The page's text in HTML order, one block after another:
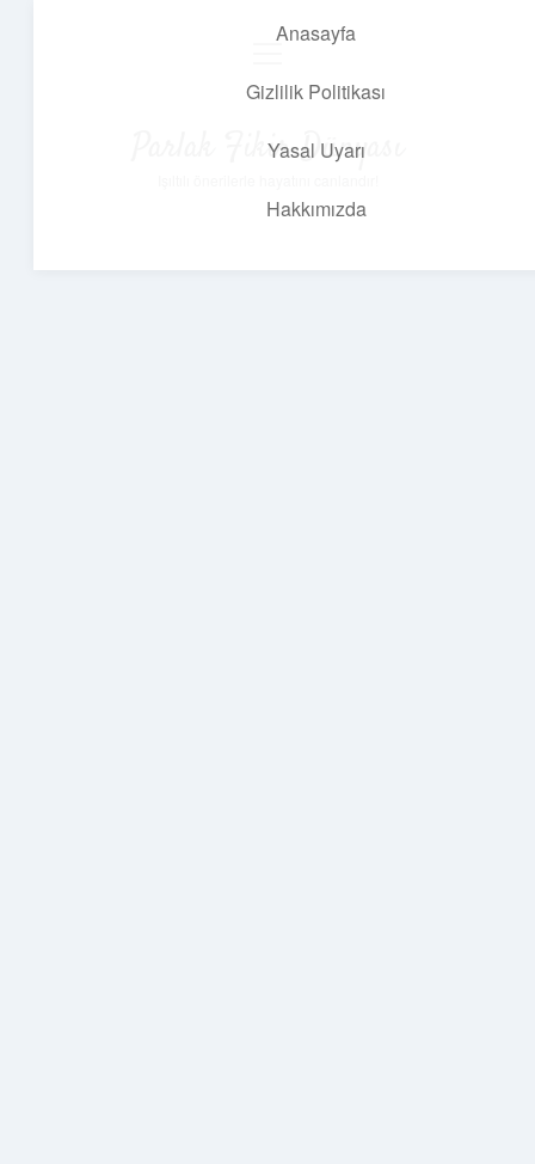
Anasayfa
Gizlilik Politikası
Yasal Uyarı
Hakkımızda
Parlak Fikir Dünyası